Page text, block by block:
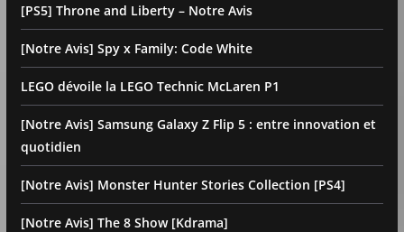
[PS5] Throne and Liberty – Notre Avis
[Notre Avis] Spy x Family: Code White
LEGO dévoile la LEGO Technic McLaren P1
[Notre Avis] Samsung Galaxy Z Flip 5 : entre innovation et
quotidien
[Notre Avis] Monster Hunter Stories Collection [PS4]
[Notre Avis] The 8 Show [Kdrama]